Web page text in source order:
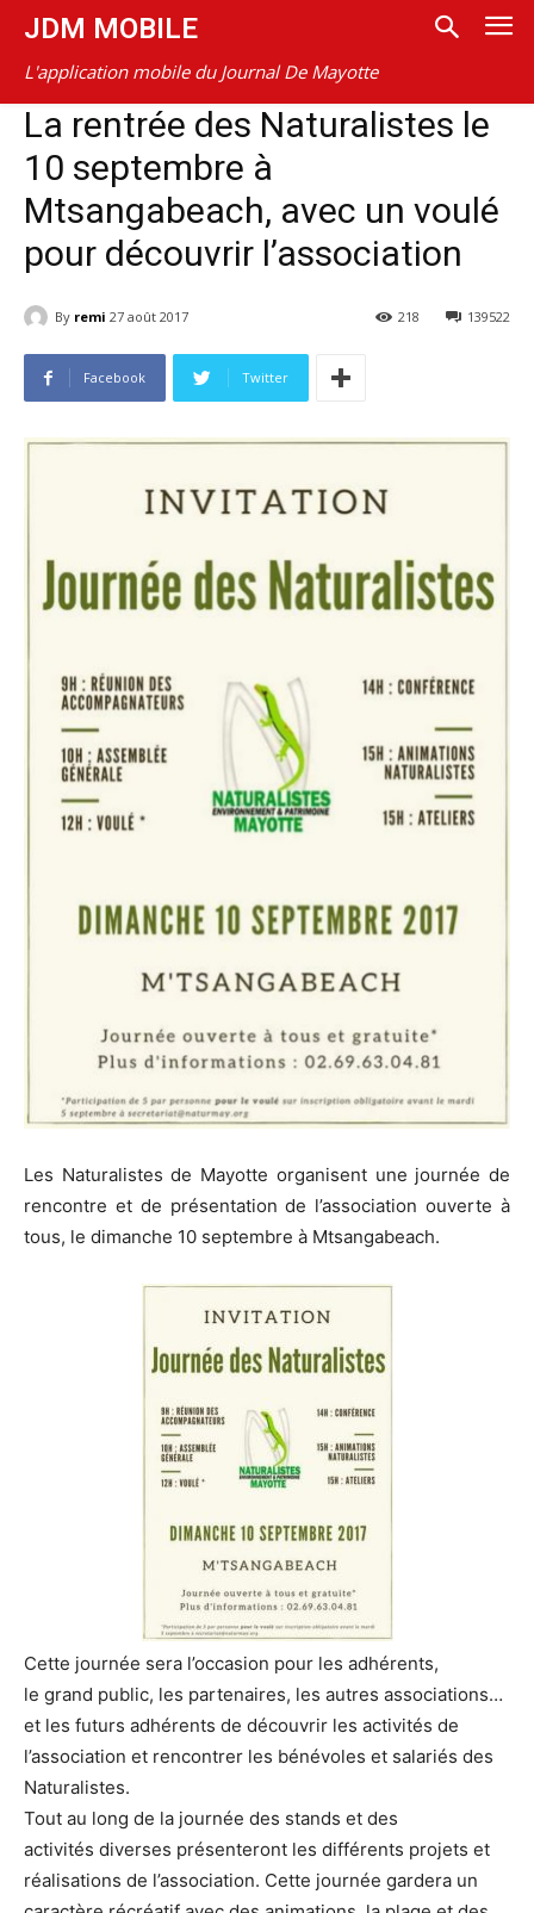
JDM MOBILE
L'application mobile du Journal De Mayotte
La rentrée des Naturalistes le
10 septembre à
Mtsangabeach, avec un voulé
pour découvrir l’association
By remi 27 août 2017 139522
218
Facebook Twitter
Les Naturalistes de Mayotte organisent une journée de
rencontre et de présentation de l’association ouverte à
tous, le dimanche 10 septembre à Mtsangabeach.
Cette journée sera l’occasion pour les adhérents,
le grand public, les partenaires, les autres associations…
et les futurs adhérents de découvrir les activités de
l’association et rencontrer les bénévoles et salariés des
Naturalistes.
Tout au long de la journée des stands et des
activités diverses présenteront les différents projets et
réalisations de l’association. Cette journée gardera un